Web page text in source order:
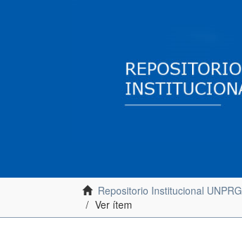
Repositorio Institucional UNPRG
Ver ítem